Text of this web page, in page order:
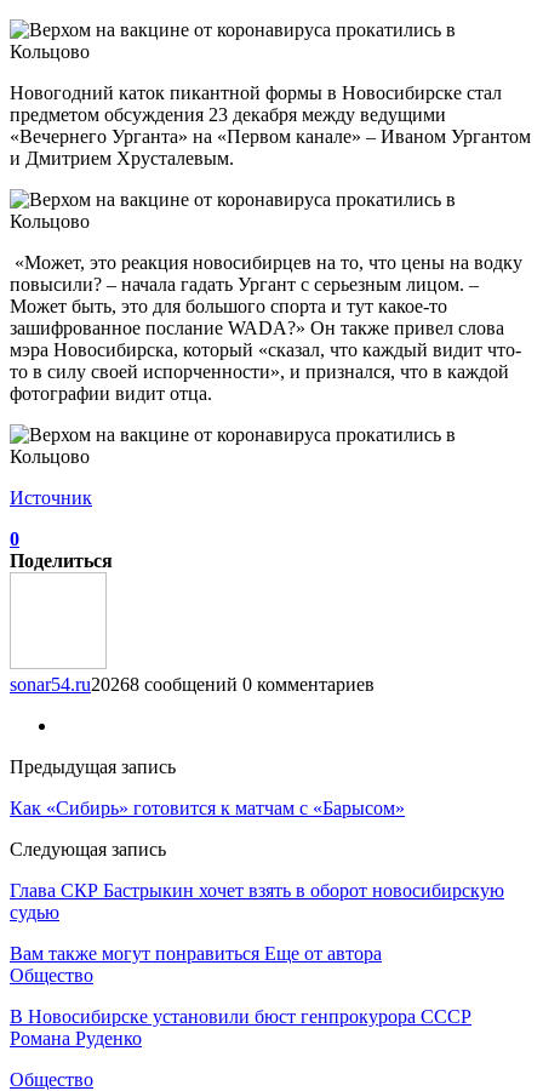
Новогодний каток пикантной формы в Новосибирске стал
предметом обсуждения 23 декабря между ведущими
«Вечернего Урганта» на «Первом канале» – Иваном Ургантом
и Дмитрием Хрусталевым.
«Может, это реакция новосибирцев на то, что цены на водку
повысили? – начала гадать Ургант с серьезным лицом. –
Может быть, это для большого спорта и тут какое-то
зашифрованное послание WADA?» Он также привел слова
мэра Новосибирска, который «сказал, что каждый видит что-
то в силу своей испорченности», и признался, что в каждой
фотографии видит отца.
Источник
0
Поделиться
sonar54.ru20268 сообщений 0 комментариев
Предыдущая запись
Как «Сибирь» готовится к матчам с «Барысом»
Следующая запись
Глава СКР Бастрыкин хочет взять в оборот новосибирскую
судью
Вам также могут понравиться Еще от автора
Общество
В Новосибирске установили бюст генпрокурора СССР
Романа Руденко
Общество